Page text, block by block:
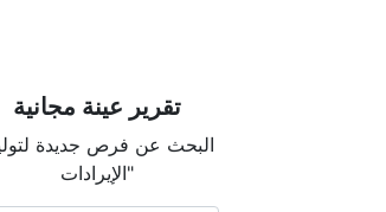
تقرير عينة مجانية
الإيرادات"